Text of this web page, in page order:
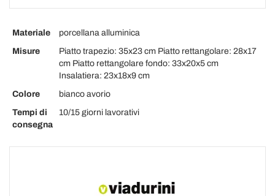
Materiale
porcellana alluminica
Misure
Piatto trapezio: 35x23 cm Piatto rettangolare: 28x17
cm Piatto rettangolare fondo: 33x20x5 cm
Insalatiera: 23x18x9 cm
Colore
bianco avorio
Tempi di
consegna
10/15 giorni lavorativi